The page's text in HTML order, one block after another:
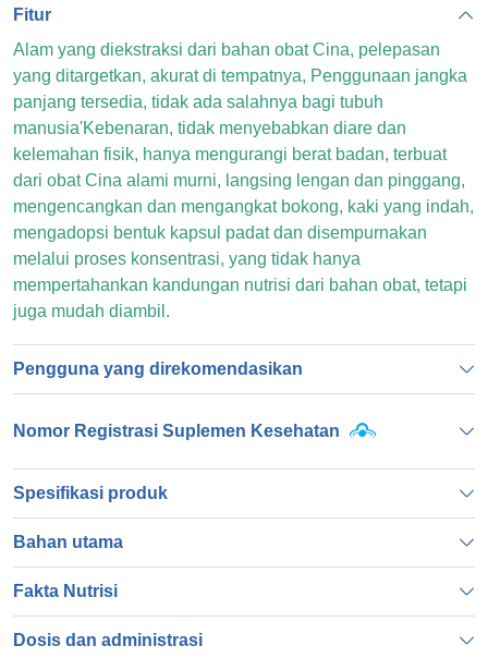
Fitur
Alam yang diekstraksi dari bahan obat Cina, pelepasan
yang ditargetkan, akurat di tempatnya, Penggunaan jangka
panjang tersedia, tidak ada salahnya bagi tubuh
manusia'Kebenaran, tidak menyebabkan diare dan
kelemahan fisik, hanya mengurangi berat badan, terbuat
dari obat Cina alami murni, langsing lengan dan pinggang,
mengencangkan dan mengangkat bokong, kaki yang indah,
mengadopsi bentuk kapsul padat dan disempurnakan
melalui proses konsentrasi, yang tidak hanya
mempertahankan kandungan nutrisi dari bahan obat, tetapi
juga mudah diambil.
Pengguna yang direkomendasikan
Nomor Registrasi Suplemen Kesehatan
Spesifikasi produk
Bahan utama
Fakta Nutrisi
Dosis dan administrasi